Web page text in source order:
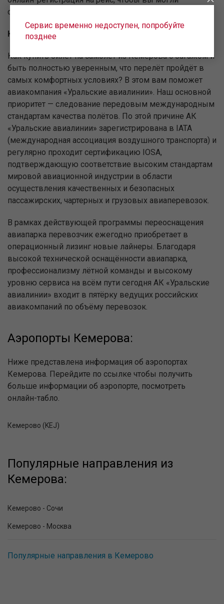
сократить время пребывания в аэропорту.
Комфортные и безопасные авиаперелёты
Как купить билет на самолёт из Кемерова с багажом и
быть полностью уверенным, что перелёт пройдёт в
самых комфортных условиях? В этом вам поможет
авиакомпания «Уральские авиалинии». Наш основной
приоритет — следование передовым международным
стандартам качества полётов. По этой причине АК
«Уральские авиалинии» зарегистрирована в IATA
(международная ассоциация воздушного транспорта) и
регулярно проходит сертификацию IOSA,
подтверждающую соответствие высоким стандартам
мировой авиационной индустрии в области
осуществления качественных и безопасных
пассажирских, чартерных и грузовых авиаперевозок.
В рамках действующей программы переоснащения
авиапарка перевозчик ежегодно приобретает в
операционный лизинг новые лайнеры. Благодаря
высокой технической оснащённости авиапарка,
профессионализму лётной команды и высокому
уровню сервиса на всём пути сегодня АК «Уральские
авиалинии» входит в пятёрку ведущих российских
авиакомпаний по объёму перевозок.
Аэропорты Кемерова:
Ниже представлена информация об аэропортах
Кемерова. Перейдите по ссылке чтобы получить
больше информации об аэропорте, посмотреть
онлайн-табло.
Кемерово (KEJ)
Популярные направления из
Кемерова:
Кемерово - Сочи
Кемерово - Москва
Популярные направления в Кемерово
Сервис временно недоступен, попробуйте
позднее